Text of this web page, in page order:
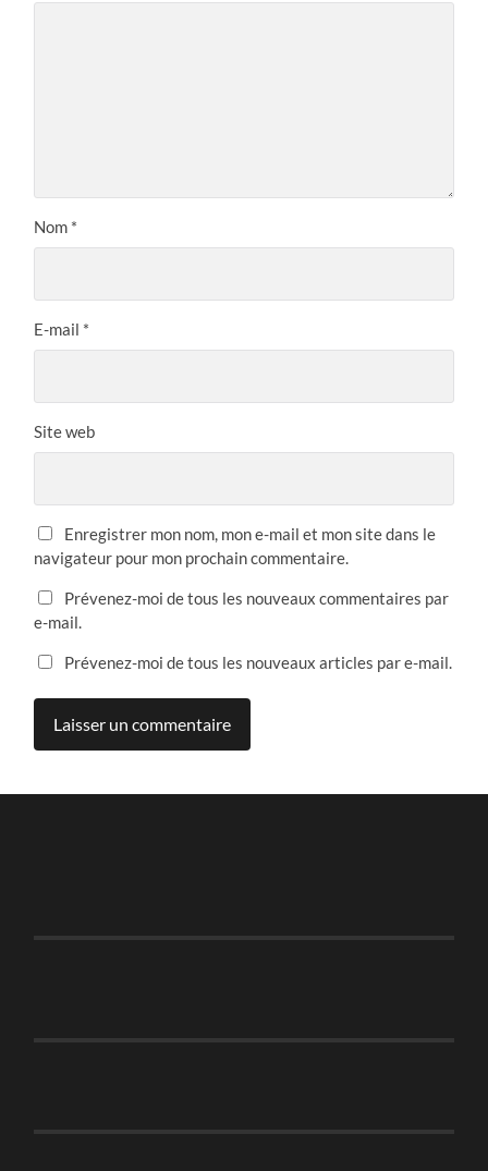
Nom *
E-mail *
Site web
Enregistrer mon nom, mon e-mail et mon site dans le
navigateur pour mon prochain commentaire.
Prévenez-moi de tous les nouveaux commentaires par
e-mail.
Prévenez-moi de tous les nouveaux articles par e-mail.